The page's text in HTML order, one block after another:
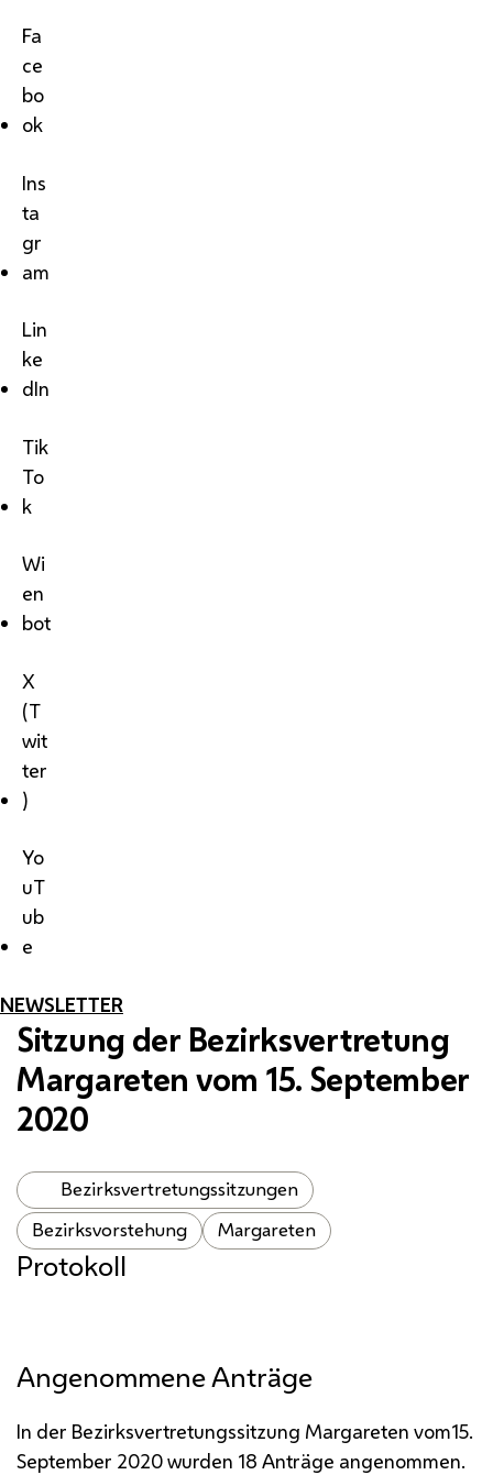
Fa
ce
bo
ok
Ins
ta
gr
am
Lin
ke
dIn
Tik
To
k
Wi
en
bot
X
(T
wit
ter
)
Yo
uT
ub
e
NEWSLETTER
Sitzung der Bezirksvertretung
Margareten vom 15. September
2020
Bezirksvertretungssitzungen
Bezirksvorstehung
Margareten
Protokoll
Angenommene Anträge
In der Bezirksvertretungssitzung Margareten vom15.
September 2020 wurden 18 Anträge angenommen.